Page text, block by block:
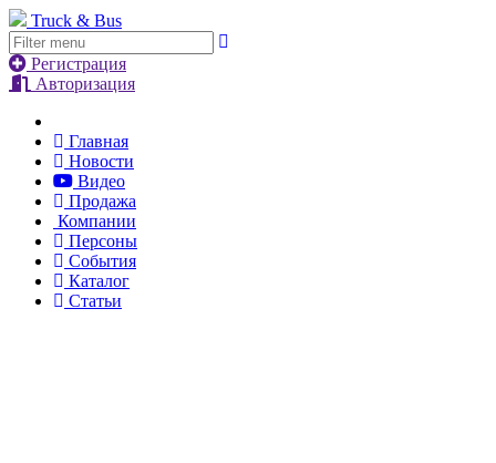
Truck & Bus
Регистрация
Авторизация
Главная
Новости
Видео
Продажа
Компании
Персоны
События
Каталог
Статьи